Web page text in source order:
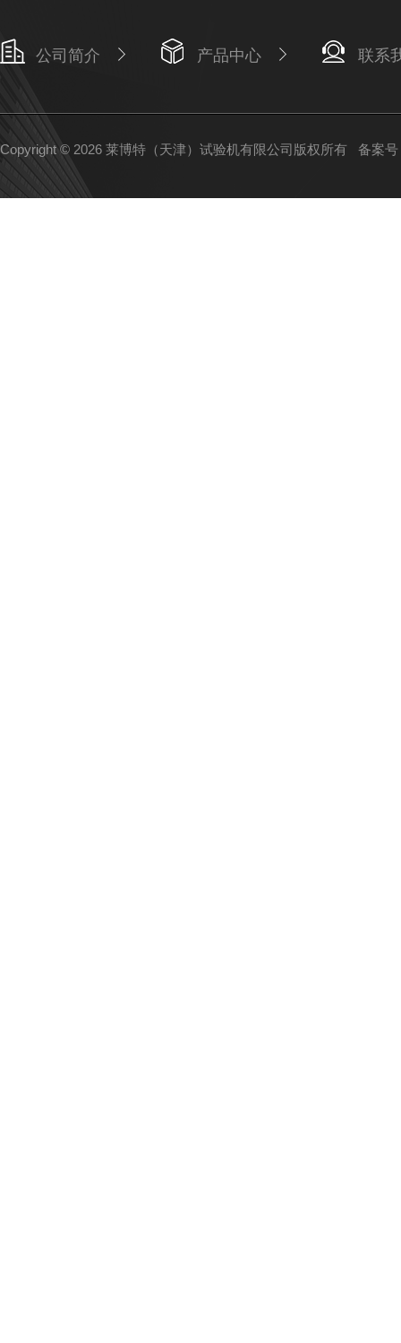
公司简介 产品中心 联系
Copyright © 2026 莱博特（天津）试验机有限公司版权所有 备案号